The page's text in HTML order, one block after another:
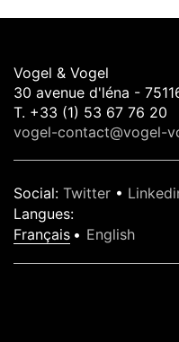
Vogel & Vogel
30 avenue d'léna -
T. +33 (1) 53 67 76 20
vogel-contact@vogel-
Social: Twitter •
Langues:
Français
English